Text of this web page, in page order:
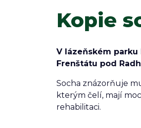
Kopie
V lázeňském
Frenštátu pod
Socha znázorňuje
kterým čelí, mají
rehabilitaci.